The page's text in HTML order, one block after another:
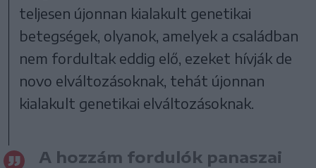
teljesen újonnan kialakult genetikai
betegségek, olyanok, amelyek a családban
nem fordultak eddig elő, ezeket hívják de
novo elváltozásoknak, tehát újonnan
kialakult genetikai elváltozásoknak.
A hozzám fordulók panaszai